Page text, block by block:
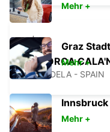
MENORCA
CIUDADELA - SPAIN
Mehr +
Graz Stadt
Mehr +
Innsbruck
Mehr +